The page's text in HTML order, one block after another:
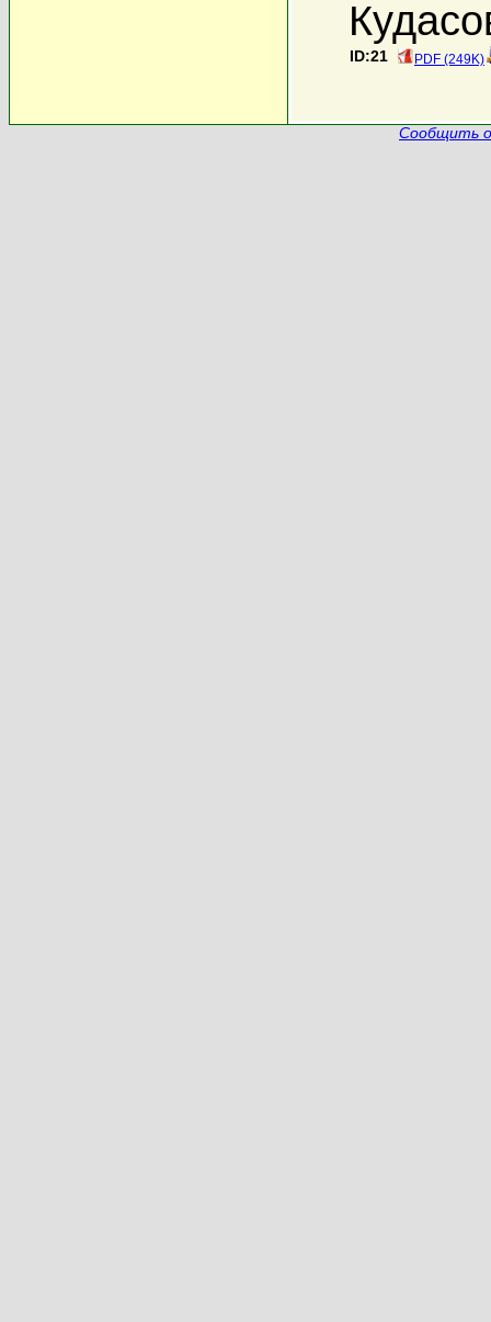
ID:21 PDF (249K)
Сообщить о